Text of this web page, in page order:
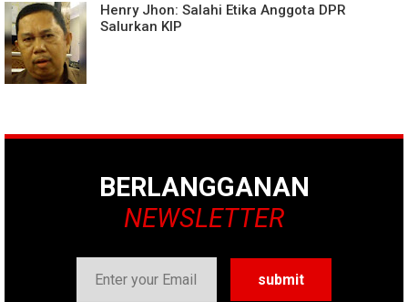
Henry Jhon: Salahi Etika Anggota DPR
Salurkan KIP
BERLANGGANAN
NEWSLETTER